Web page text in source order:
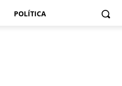
POLÍTICA